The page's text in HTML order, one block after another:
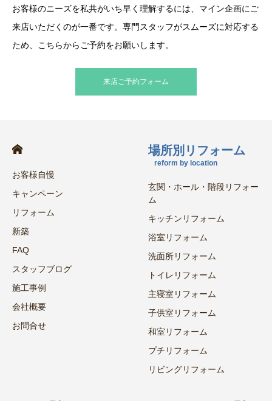
お客様のニーズを私共がいち早く理解するには、マイン企画にご
来店いただくのが一番です。専門スタッフがスムーズに対応する
ため、こちらからご予約をお願いします。
来店ご予約フォーム
お客様自慢
キャンペーン
リフォーム
新築
FAQ
スタッフブログ
施工事例
会社概要
お問合せ
場所別リフォーム
reform by location
玄関・ホール・階段リフォー
ム
キッチンリフォーム
浴室リフォーム
洗面所リフォーム
トイレリフォーム
主寝室リフォーム
子供室リフォーム
和室リフォーム
プチリフォーム
リビングリフォーム